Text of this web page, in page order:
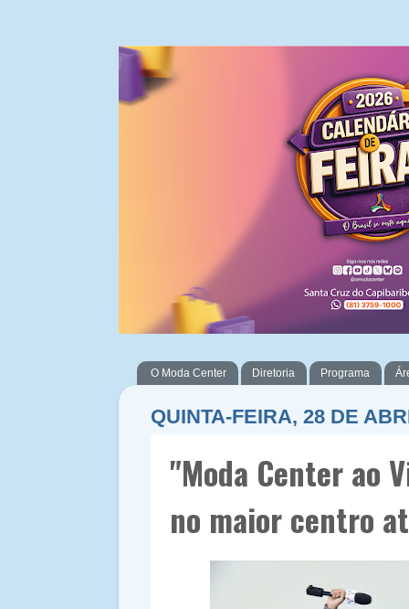
O Moda Center Diretoria Programa
QUINTA-FEIRA, 28 DE
"Moda Center ao
no maior centro